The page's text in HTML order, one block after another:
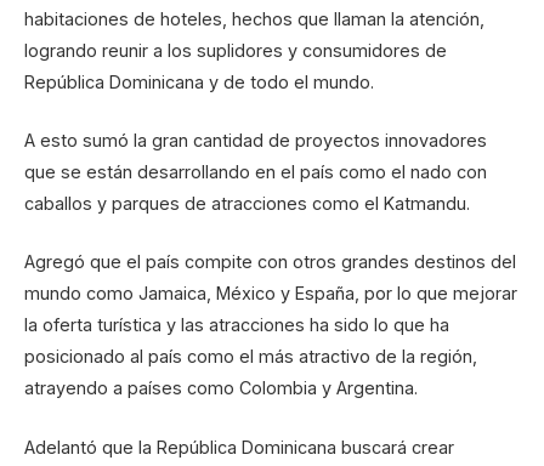
habitaciones de hoteles, hechos que llaman la atención,
logrando reunir a los suplidores y consumidores de
República Dominicana y de todo el mundo.
A esto sumó la gran cantidad de proyectos innovadores
que se están desarrollando en el país como el nado con
caballos y parques de atracciones como el Katmandu.
Agregó que el país compite con otros grandes destinos del
mundo como Jamaica, México y España, por lo que mejorar
la oferta turística y las atracciones ha sido lo que ha
posicionado al país como el más atractivo de la región,
atrayendo a países como Colombia y Argentina.
Adelantó que la República Dominicana buscará crear